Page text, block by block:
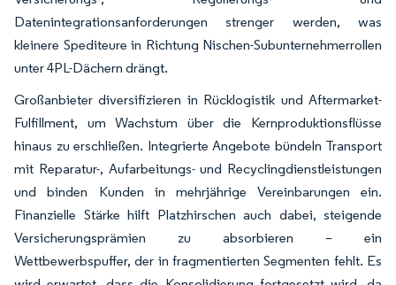
Datenintegrationsanforderungen strenger werden, was
kleinere Spediteure in Richtung Nischen-Subunternehmerrollen
unter 4PL-Dächern drängt.
Großanbieter diversifizieren in Rücklogistik und Aftermarket-
Fulfillment, um Wachstum über die Kernproduktionsflüsse
hinaus zu erschließen. Integrierte Angebote bündeln Transport
mit Reparatur-, Aufarbeitungs- und Recyclingdienstleistungen
und binden Kunden in mehrjährige Vereinbarungen ein.
Finanzielle Stärke hilft Platzhirschen auch dabei, steigende
Versicherungsprämien zu absorbieren – ein
Wettbewerbspuffer, der in fragmentierten Segmenten fehlt. Es